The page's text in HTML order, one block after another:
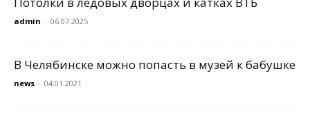
admin - 06.07.2025
В Челябинске можно попасть в музей к бабушке
news - 04.01.2021